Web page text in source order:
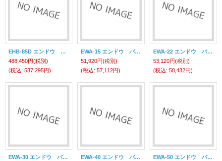
EHB-85D エンドウ エアバランサー ＥＨＢ－８５Ｄ （ホンタイ） 遠藤工業(ENDO)
488,450円(税別)
(税込: 537,295円)
EWA-15 エンドウ バランサー ＥＷＡ－１５ （スプリングバランサー） 遠藤工業(ENDO)
51,920円(税別)
(税込: 57,112円)
EWA-22 エンドウ バランサー ＥＷＡ－２２ （スプリングバランサー） 遠藤工業(ENDO)
53,120円(税別)
(税込: 58,432円)
EWA-30 エンドウ バランサー ＥＷＡ－３０ （スプリングバランサー） 遠藤工業(ENDO)
EWA-40 エンドウ バランサー ＥＷＡ－４０ （スプリングバランサー） 遠藤工業(ENDO)
EWA-50 エンドウ バランサー ＥＷＡ－５０ （スプリングバランサー） 遠藤工業(ENDO)